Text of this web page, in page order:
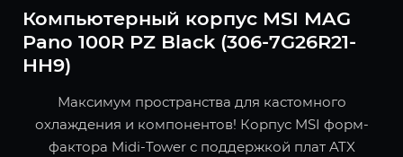
Компьютерный корпус MSI MAG
Pano 100R PZ Black (306-7G26R21-
HH9)
Максимум пространства для кастомного
охлаждения и компонентов! Корпус MSI форм-
фактора Midi-Tower с поддержкой плат ATX